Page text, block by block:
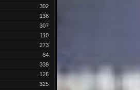
302
136
307
110
273
84
339
126
325